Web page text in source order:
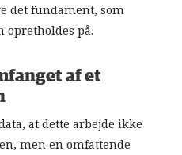
det fundament, som
opretholdes på.
af et
at dette arbejde ikke
men en omfattende